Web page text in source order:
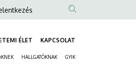
ÉLET KAPCSOLAT
HALLGATÓKNAK GYIK